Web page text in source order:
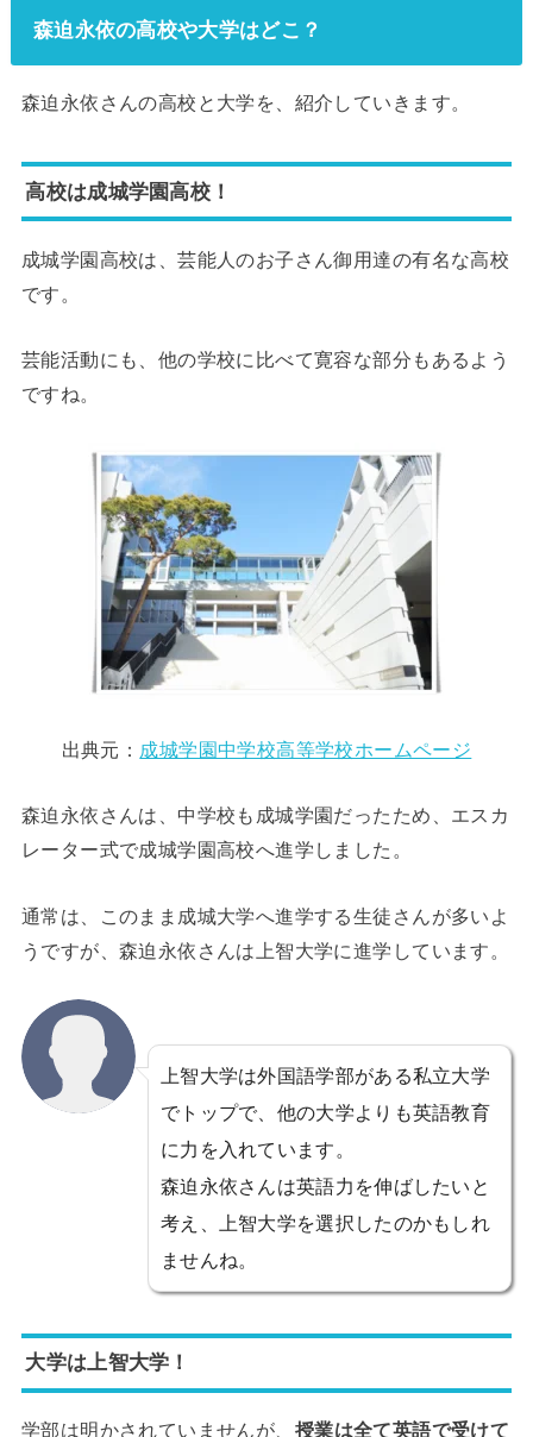
森迫永依の高校や大学はどこ？
森迫永依さんの高校と大学を、紹介していきます。
高校は成城学園高校！
成城学園高校は、芸能人のお子さん御用達の有名な高校
です。
芸能活動にも、他の学校に比べて寛容な部分もあるよう
ですね。
出典元： 成城学園中学校高等学校ホームページ
森迫永依さんは、中学校も成城学園だったため、エスカ
レーター式で成城学園高校へ進学しました。
通常は、このまま成城大学へ進学する生徒さんが多いよ
うですが、森迫永依さんは上智大学に進学しています。
上智大学は外国語学部がある私立大学
でトップで、他の大学よりも英語教育
に力を入れています。
森迫永依さんは英語力を伸ばしたいと
考え、上智大学を選択したのかもしれ
ませんね。
大学は上智大学！
学部は明かされていませんが、 授業は全て英語で受けて